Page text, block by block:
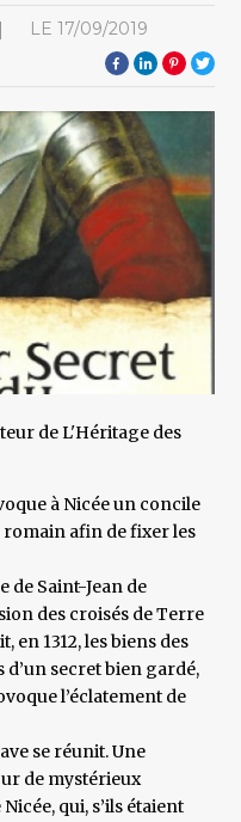
LE 17/09/2019
de L'Héritage des
à Nicée un concile
romain afin de fixer les
de Saint-Jean de
des croisés de Terre
en 1312, les biens des
d’un secret bien gardé,
l’éclatement de
se réunit. Une
de mystérieux
qui, s’ils étaient